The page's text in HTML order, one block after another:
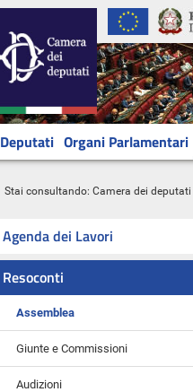
Deputati Organi Parlamentari
Stai consultando: Camera dei deputati
Agenda dei Lavori
Resoconti
Assemblea
Giunte e Commissioni
Audizioni